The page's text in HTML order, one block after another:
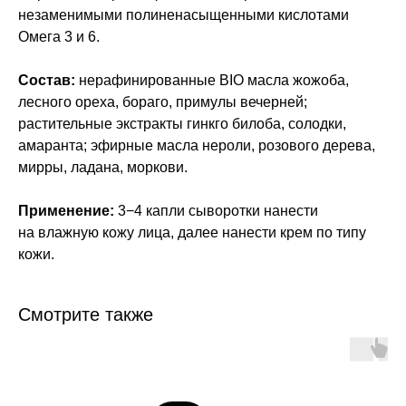
незаменимыми полиненасыщенными кислотами
Омега 3 и 6.
Состав: нерафинированные BIO масла жожоба,
лесного ореха, бораго, примулы вечерней;
растительные экстракты гинкго билоба, солодки,
амаранта; эфирные масла нероли, розового дерева,
мирры, ладана, моркови.
Применение: 3−4 капли сыворотки нанести
на влажную кожу лица, далее нанести крем по типу
кожи.
Смотрите также